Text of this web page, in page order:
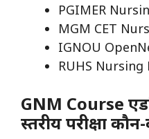
PGIMER
MGM CET
IGNOU
RUHS Nursing
GNM Course
स्तरीय परीक्षा